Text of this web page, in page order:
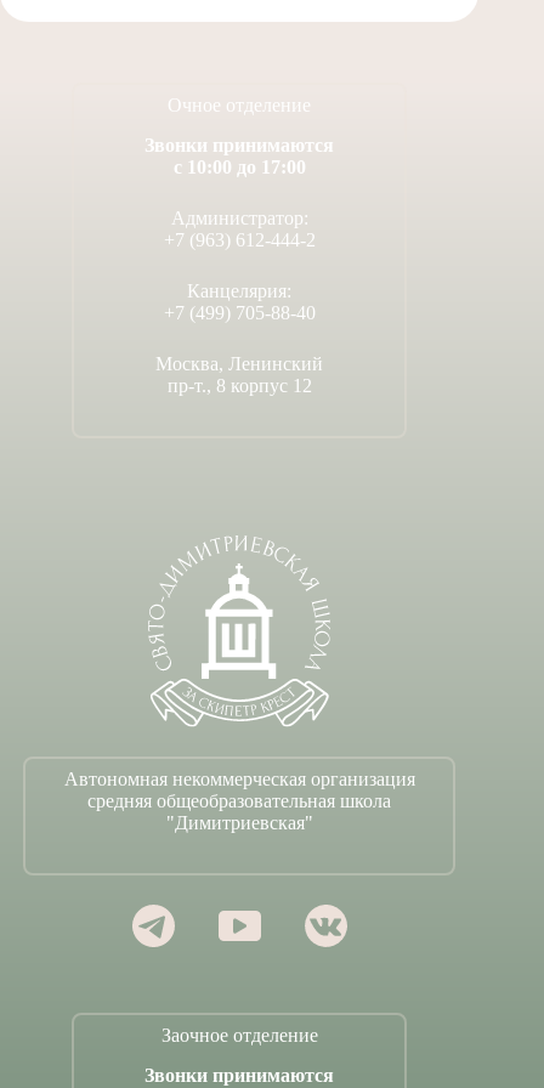
Очное отделение
Звонки принимаются
с 10:00 до 17:00
Администратор:
+7 (963) 612-444-2
Канцелярия:
+7 (499) 705-88-40
Москва, Ленинский
пр-т., 8 корпус 12
Автономная некоммерческая организация
средняя общеобразовательная школа
"Димитриевская"
Заочное отделение
Звонки принимаются